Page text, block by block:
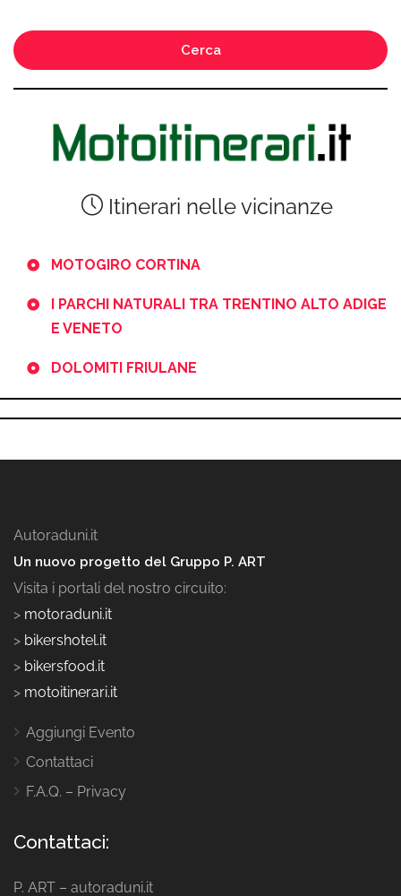
Cerca
Itinerari nelle vicinanze
MOTOGIRO CORTINA
I PARCHI NATURALI TRA TRENTINO ALTO ADIGE
E VENETO
DOLOMITI FRIULANE
Autoraduni.it
Un nuovo progetto del Gruppo P. ART
Visita i portali del nostro circuito:
> motoraduni.it
> bikershotel.it
> bikersfood.it
> motoitinerari.it
Aggiungi Evento
Contattaci
F.A.Q. – Privacy
Contattaci:
P. ART – autoraduni.it